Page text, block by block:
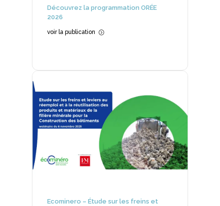
Découvrez la programmation ORÉE
2026
voir la publication =
Ecominero – Étude sur les freins et